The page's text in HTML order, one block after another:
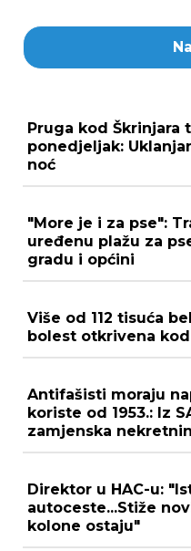
Pruga kod Škrinjara
ponedjeljak:
noć
"More je i za pse":
uređenu plažu za
gradu i općini
Više od 112 tisuća
bolest otkrivena kod
Antifašisti moraju
koriste od 1953.: Iz
zamjenska
Direktor u HAC-u:
autoceste...Stiže
kolone ostaju"